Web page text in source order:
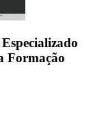
Formação